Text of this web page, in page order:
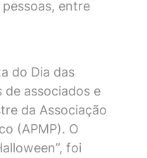
entre
do Dia das
de associados e
da Associação
(APMP). O
foi